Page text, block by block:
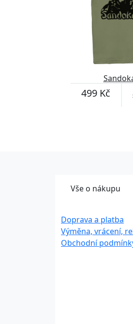
499 Kč
Vše o nákupu
Doprava a platba
Výměna, vrácení,
Obchodní